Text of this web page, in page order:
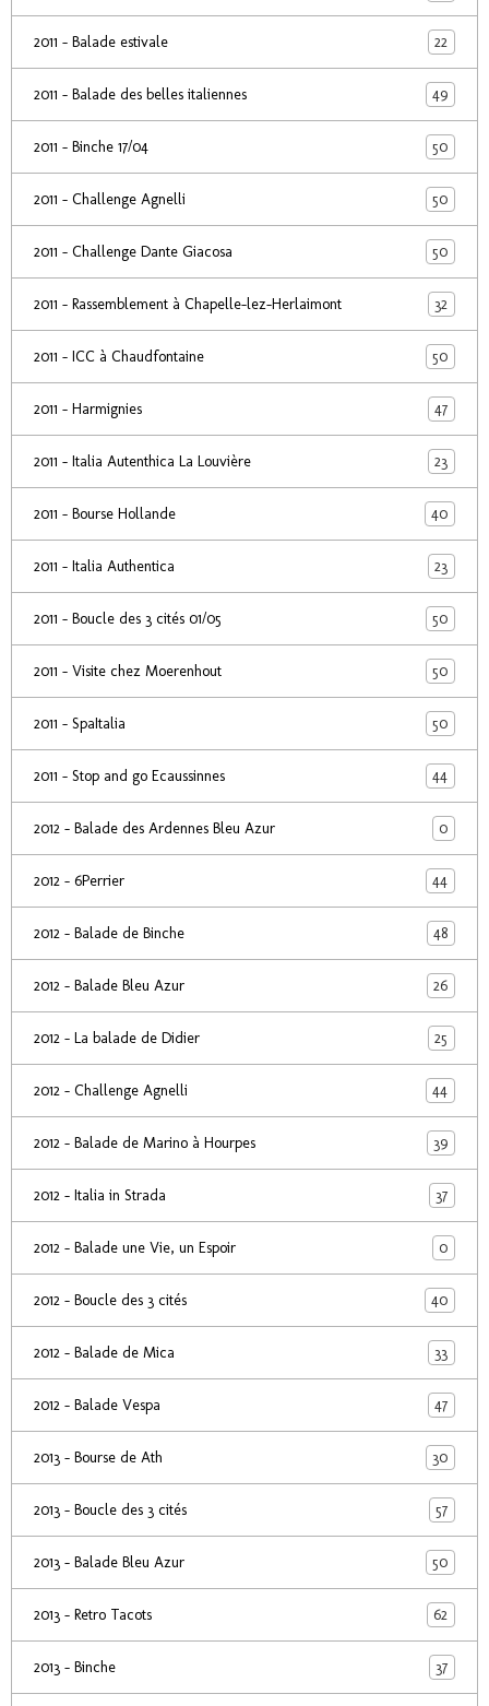
2011 - Balade estivale 22
2011 - Balade des belles italiennes 49
2011 - Binche 17/04 50
2011 - Challenge Agnelli 50
2011 - Challenge Dante Giacosa 50
2011 - Rassemblement à Chapelle-lez-Herlaimont 32
2011 - ICC à Chaudfontaine 50
2011 - Harmignies 47
2011 - Italia Autenthica La Louvière 23
2011 - Bourse Hollande 40
2011 - Italia Authentica 23
2011 - Boucle des 3 cités 01/05 50
2011 - Visite chez Moerenhout 50
2011 - SpaItalia 50
2011 - Stop and go Ecaussinnes 44
2012 - Balade des Ardennes Bleu Azur 0
2012 - 6Perrier 44
2012 - Balade de Binche 48
2012 - Balade Bleu Azur 26
2012 - La balade de Didier 25
2012 - Challenge Agnelli 44
2012 - Balade de Marino à Hourpes 39
2012 - Italia in Strada 37
2012 - Balade une Vie, un Espoir 0
2012 - Boucle des 3 cités 40
2012 - Balade de Mica 33
2012 - Balade Vespa 47
2013 - Bourse de Ath 30
2013 - Boucle des 3 cités 57
2013 - Balade Bleu Azur 50
2013 - Retro Tacots 62
2013 - Binche 37